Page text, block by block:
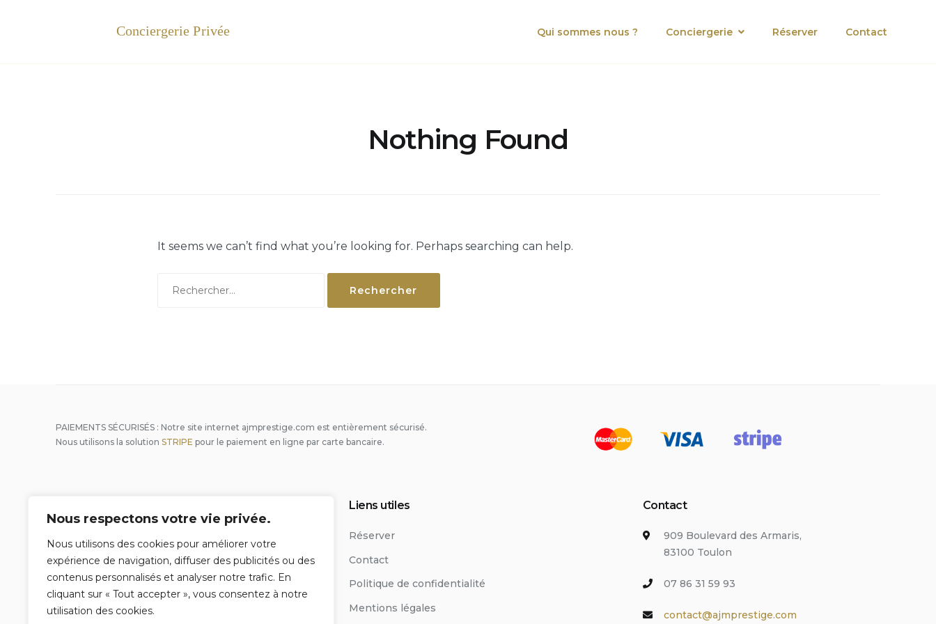
Nous respectons votre vie privée.
Nous utilisons des cookies pour améliorer votre
expérience de navigation, diffuser des publicités ou des
contenus personnalisés et analyser notre trafic. En
cliquant sur « Tout accepter », vous consentez à notre
utilisation des cookies.
AJM Prestige Qui sommes nous ? Conciergerie Réserver Contact
Nothing Found
It seems we can’t find what you’re looking for. Perhaps searching can help.
PAIEMENTS SÉCURISÉS : Notre site internet ajmprestige.com est entièrement sécurisé.
Nous utilisons la solution STRIPE pour le paiement en ligne par carte bancaire.
Gestion locative de vos biens
Surveillance de propriété
Intendance & entretien
Liens utiles
Réserver
Contact
Politique de confidentialité
Mentions légales
Contact
909 Boulevard des Armaris,
83100 Toulon
07 86 31 59 93
contact@ajmprestige.com